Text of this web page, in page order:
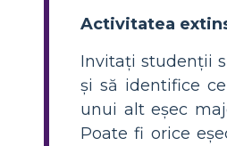
Activitatea
Invitați studenții
și să identifice
unui alt eșec
Poate fi orice